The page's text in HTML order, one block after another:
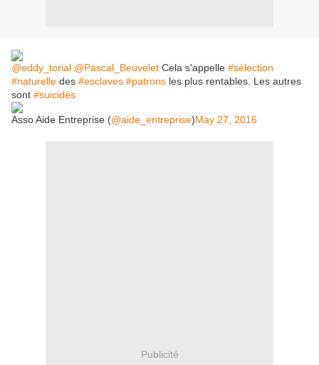
@eddy_torial @Pascal_Beuvelet Cela s'appelle #sélection
#naturelle des #esclaves #patrons les plus rentables. Les autres
sont #suicidés
Asso Aide Entreprise (@aide_entreprise)May 27, 2016
Publicité